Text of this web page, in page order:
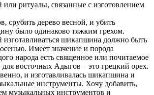
или ритуалы, связанные с изготовлением
срубить дерево весной, и убить
было одинаково тяжким грехом.
изготавливаться шикапшина должно быть
Имеет значение и порода
народа есть священное или почитаемое
восточных Адыгов – это грецкий орех.
и изготавливалась шикапшина и
инструменты. Хочу добавить,
музыкальных инструментов и